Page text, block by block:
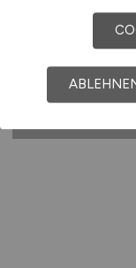
vor 5 Tagen
Bremen